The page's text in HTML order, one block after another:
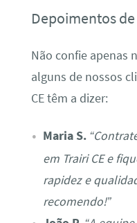
Depoimentos
Não confie apenas
alguns de nossos
CE têm a dizer:
Maria S.
em Trairi CE e
rapidez e
recomendo!”